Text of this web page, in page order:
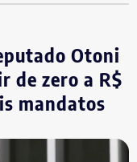
dos pequenos
da
a Academia
Instituto Brasileiro
Otoni
de zero a R$
mandatos